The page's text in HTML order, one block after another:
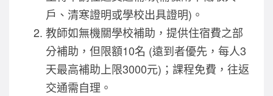
戶、清寒證明或學校出具證明)。
教師如無機關學校補助，提供住宿費之部
分補助，但限額10名 (遠到者優先，每人3
天最高補助上限3000元)；課程免費，往返
交通需自理。